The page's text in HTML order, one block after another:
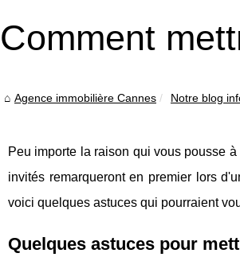
Comment
Agence immobilière Cannes Notre blog
Peu importe la raison qui vous pousse
invités remarqueront en premier lors
voici quelques astuces qui pourraient
Quelques astuces pour